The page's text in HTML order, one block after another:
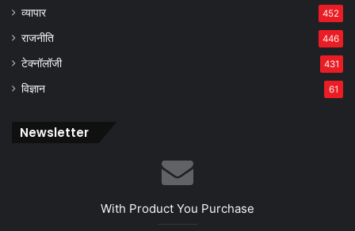
व्यापार 452
राजनीति 446
टेक्नॉलॉजी 431
विज्ञान 61
Newsletter
With Product You Purchase